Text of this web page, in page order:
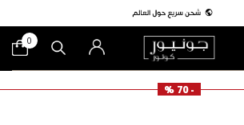
0
- 70 %